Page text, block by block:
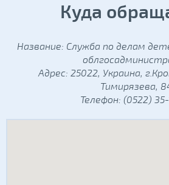
Куда
Название: Служба по делам
Адрес: 25022, Украина,
Тимирязева,
Телефон: (0522)